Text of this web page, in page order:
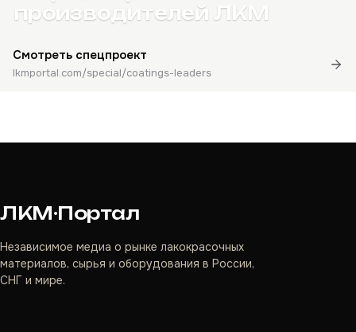
производителей ЛКМ
Смотреть спецпроект
lkmportal.com/special/coatings-leaders
ЛКМ·Портал
Независимое медиа о рынке лакокрасочных
материалов, сырья и оборудования в России,
СНГ и мире.